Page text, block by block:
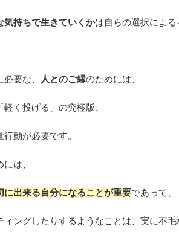
気持ちで生きていくかは自らの選択による
要な、 人とのご縁のためには、
く投げる」の究極版、
動が必要です。
は、
に出来る自分になることが重要であって、
ングしたりするようなことは、実に不毛